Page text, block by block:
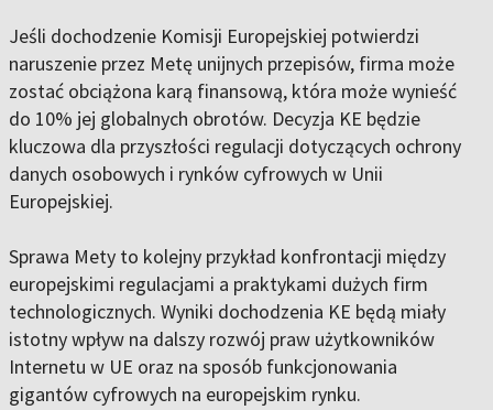
Jeśli dochodzenie Komisji Europejskiej potwierdzi
naruszenie przez Metę unijnych przepisów, firma może
zostać obciążona karą finansową, która może wynieść
do 10% jej globalnych obrotów. Decyzja KE będzie
kluczowa dla przyszłości regulacji dotyczących ochrony
danych osobowych i rynków cyfrowych w Unii
Europejskiej.
Sprawa Mety to kolejny przykład konfrontacji między
europejskimi regulacjami a praktykami dużych firm
technologicznych. Wyniki dochodzenia KE będą miały
istotny wpływ na dalszy rozwój praw użytkowników
Internetu w UE oraz na sposób funkcjonowania
gigantów cyfrowych na europejskim rynku.